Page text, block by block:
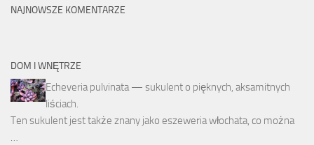
NAJNOWSZE KOMENTARZE
DOM I WNĘTRZE
Echeveria pulvinata — sukulent o pięknych, aksamitnych
liściach.
Ten sukulent jest także znany jako eszeweria włochata, co można